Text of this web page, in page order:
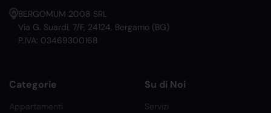
BERGOMUM 2008 SRL
Via G. Suardi, 7/F, 24124, Bergamo (BG)
P.IVA: 03469300168
Categorie
Appartamenti
Su di Noi
Servizi